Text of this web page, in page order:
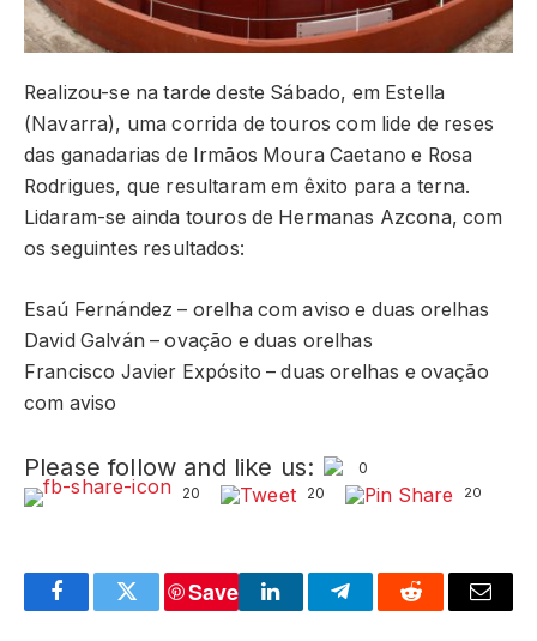
Realizou-se na tarde deste Sábado, em Estella
(Navarra), uma corrida de touros com lide de reses
das ganadarias de Irmãos Moura Caetano e Rosa
Rodrigues, que resultaram em êxito para a terna.
Lidaram-se ainda touros de Hermanas Azcona, com
os seguintes resultados:
Esaú Fernández – orelha com aviso e duas orelhas
David Galván – ovação e duas orelhas
Francisco Javier Expósito – duas orelhas e ovação
com aviso
Please follow and like us:
0
20
20 20
FacebookTwitter
Save
LinkedInTelegramReddit Email